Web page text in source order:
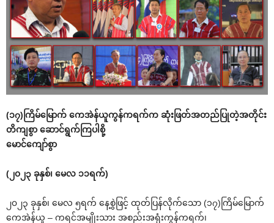
(၁၇)ကြိမ်မြောက် ကေအဲန်ယူကွန်ကရက်က ဆုံးဖြတ်အတည်ပြုတဲ့အတိုင်း
တိကျစွာ ဆောင်ရွက်ကြပါစို့
မောင်ကျော်စွာ
(၂၀၂၃ ခုနှစ်၊ မေလ ၁၁ရက်)
၂၀၂၃ ခုနှစ်၊ မေလ ၅ရက် နေ့စွဲဖြင့် ထုတ်ပြန်လိုက်သော (၁၇)ကြိမ်မြောက်
ကေအဲန်ယူ – ကရင်အမျိုးသား အစည်းအရုံးကွန်ကရက်၊